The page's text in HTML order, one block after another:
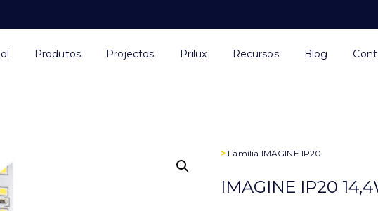
Produtos Projectos Prilux Recursos Blog
> Família IMAGINE IP20
IMAGINE IP20